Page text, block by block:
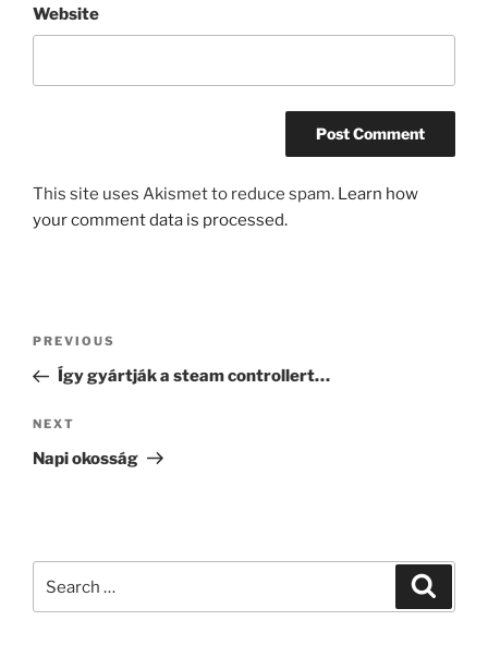
Website
This site uses Akismet to reduce spam. Learn how
your comment data is processed.
navigation
Previous
Post
PREVIOUS
Így gyártják a steam controllert…
Next
Post
NEXT
Napi okosság
for: